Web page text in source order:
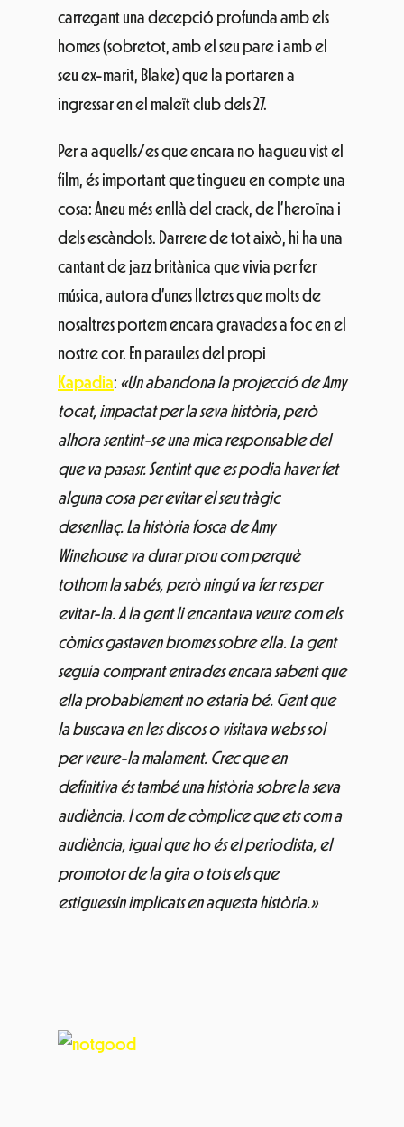
carregant una decepció profunda amb els
homes (sobretot, amb el seu pare i amb el
seu ex-marit, Blake) que la portaren a
ingressar en el maleït club dels 27.
Per a aquells/es que encara no hagueu vist el
film, és important que tingueu en compte una
cosa: Aneu més enllà del crack, de l’heroïna i
dels escàndols. Darrere de tot això, hi ha una
cantant de jazz britànica que vivia per fer
música, autora d’unes lletres que molts de
nosaltres portem encara gravades a foc en el
nostre cor. En paraules del propi
Kapadia: «Un abandona la projecció de Amy
tocat, impactat per la seva història, però
alhora sentint-se una mica responsable del
que va pasasr. Sentint que es podia haver fet
alguna cosa per evitar el seu tràgic
desenllaç. La història fosca de Amy
Winehouse va durar prou com perquè
tothom la sabés, però ningú va fer res per
evitar-la. A la gent li encantava veure com els
còmics gastaven bromes sobre ella. La gent
seguia comprant entrades encara sabent que
ella probablement no estaria bé. Gent que
la buscava en les discos o visitava webs sol
per veure-la malament. Crec que en
definitiva és també una història sobre la seva
audiència. I com de còmplice que ets com a
audiència, igual que ho és el periodista, el
promotor de la gira o tots els que
estiguessin implicats en aquesta història.»